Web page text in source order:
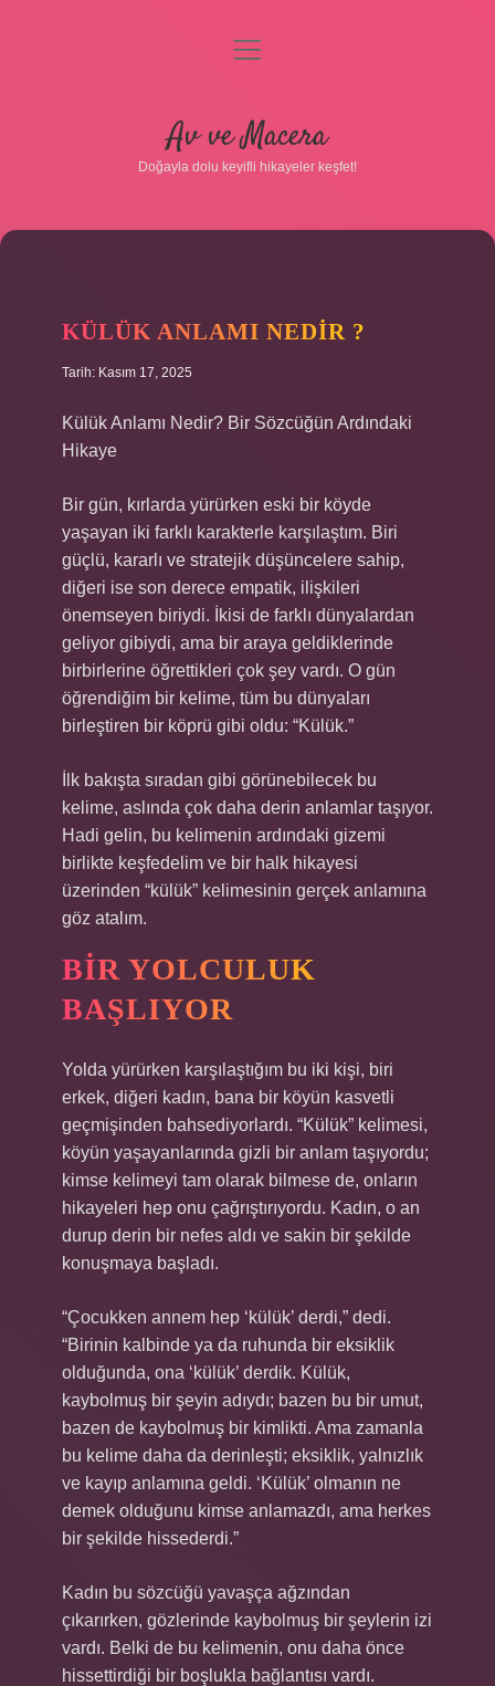
Gizlilik Politikası
Hakkımızda
menüyü
Av ve Macera
Doğayla dolu keyifli hikayeler keşfet!
KÜLÜK ANLAMI NEDIR ?
Tarih: Kasım 17, 2025
Külük Anlamı Nedir? Bir Sözcüğün Ardındaki
Hikaye
Bir gün, kırlarda yürürken eski bir köyde
yaşayan iki farklı karakterle karşılaştım. Biri
güçlü, kararlı ve stratejik düşüncelere sahip,
diğeri ise son derece empatik, ilişkileri
önemseyen biriydi. İkisi de farklı dünyalardan
geliyor gibiydi, ama bir araya geldiklerinde
birbirlerine öğrettikleri çok şey vardı. O gün
öğrendiğim bir kelime, tüm bu dünyaları
birleştiren bir köprü gibi oldu: “Külük.”
İlk bakışta sıradan gibi görünebilecek bu
kelime, aslında çok daha derin anlamlar taşıyor.
Hadi gelin, bu kelimenin ardındaki gizemi
birlikte keşfedelim ve bir halk hikayesi
üzerinden “külük” kelimesinin gerçek anlamına
göz atalım.
BIR YOLCULUK
BAŞLIYOR
Yolda yürürken karşılaştığım bu iki kişi, biri
erkek, diğeri kadın, bana bir köyün kasvetli
geçmişinden bahsediyorlardı. “Külük” kelimesi,
köyün yaşayanlarında gizli bir anlam taşıyordu;
kimse kelimeyi tam olarak bilmese de, onların
hikayeleri hep onu çağrıştırıyordu. Kadın, o an
durup derin bir nefes aldı ve sakin bir şekilde
konuşmaya başladı.
“Çocukken annem hep ‘külük’ derdi,” dedi.
“Birinin kalbinde ya da ruhunda bir eksiklik
olduğunda, ona ‘külük’ derdik. Külük,
kaybolmuş bir şeyin adıydı; bazen bu bir umut,
bazen de kaybolmuş bir kimlikti. Ama zamanla
bu kelime daha da derinleşti; eksiklik, yalnızlık
ve kayıp anlamına geldi. ‘Külük’ olmanın ne
demek olduğunu kimse anlamazdı, ama herkes
bir şekilde hissederdi.”
Kadın bu sözcüğü yavaşça ağzından
çıkarırken, gözlerinde kaybolmuş bir şeylerin izi
vardı. Belki de bu kelimenin, onu daha önce
hissettirdiği bir boşlukla bağlantısı vardı.